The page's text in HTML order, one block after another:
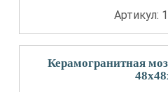
Артикул:
Керамогранитная